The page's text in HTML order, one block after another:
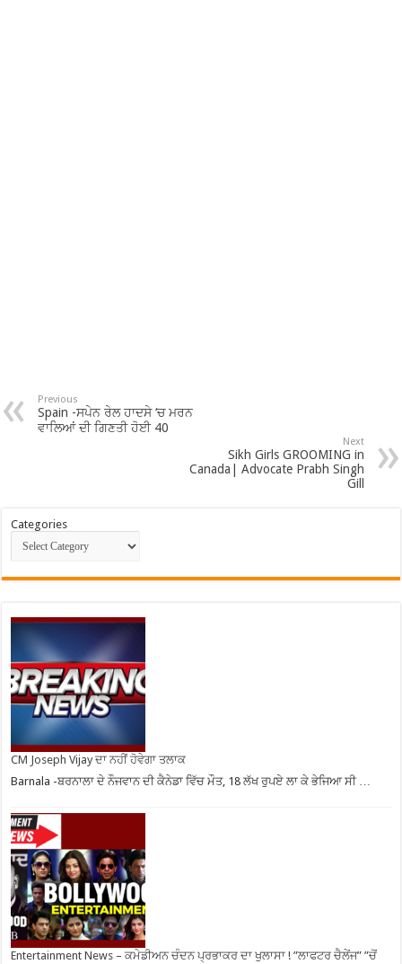
Previous
Spain -ਸਪੇਨ ਰੇਲ ਹਾਦਸੇ ‘ਚ ਮਰਨ
ਵਾਲਿਆਂ ਦੀ ਗਿਣਤੀ ਹੋਈ 40
Next
Sikh Girls GROOMING in
Canada| Advocate Prabh Singh
Gill
Categories
CM Joseph Vijay ਦਾ ਨਹੀਂ ਹੋਵੇਗਾ ਤਲਾਕ
Barnala -ਬਰਨਾਲਾ ਦੇ ਨੌਜਵਾਨ ਦੀ ਕੈਨੇਡਾ ਵਿੱਚ ਮੌਤ, 18 ਲੱਖ ਰੁਪਏ ਲਾ ਕੇ ਭੇਜਿਆ ਸੀ …
Entertainment News – ਕਮੇਡੀਅਨ ਚੰਦਨ ਪ੍ਰਭਾਕਰ ਦਾ ਖੁਲਾਸਾ ! ”ਲਾਫਟਰ ਚੈਲੇਂਜ” ”ਚੋਂ